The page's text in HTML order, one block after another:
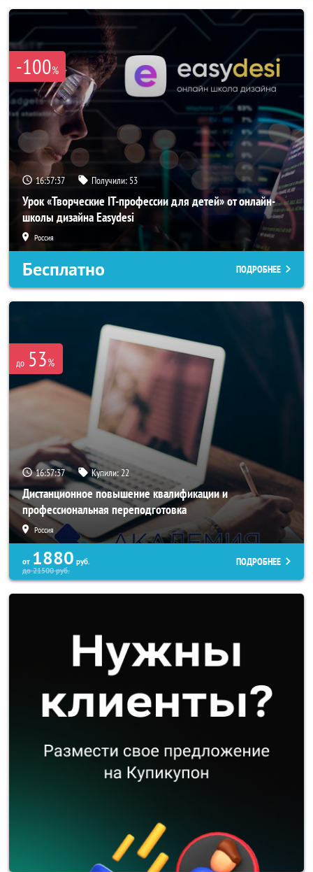
-100%
16:57:34 Получили: 53
Урок «Творческие IT-профессии для детей» от онлайн-
школы дизайна Easydesi
Россия
Бесплатно ПОДРОБНЕЕ
до 53%
16:57:34 Купили:22
Дистанционное повышение квалификации и
профессиональная переподготовка
Россия
от 1880 руб.
до21500руб.
ПОДРОБНЕЕ